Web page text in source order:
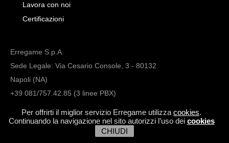
Per offrirti il miglior servizio Erregame utilizza cookies.
Continuando la navigazione nel sito autorizzi l’uso dei cookies
CHIUDI
Lavora con noi
Certificazioni
Erregame S.p.A.
Sede Legale: Via Cesario Console, 3 - 80132
Napoli (NA)
+39 081/757.42.85 (3 linee PBX)